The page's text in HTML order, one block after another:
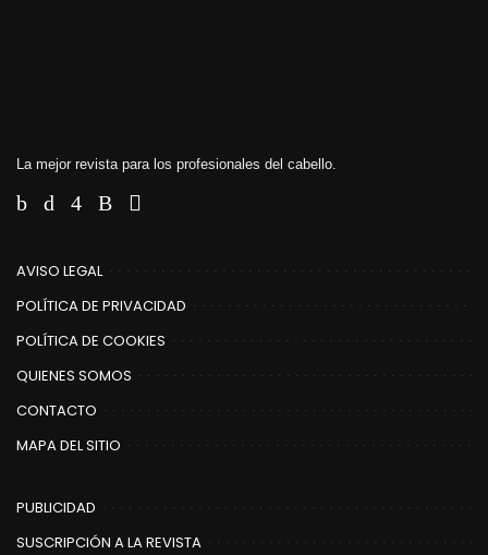
La mejor revista para los profesionales del cabello.
AVISO LEGAL
POLÍTICA DE PRIVACIDAD
POLÍTICA DE COOKIES
QUIENES SOMOS
CONTACTO
MAPA DEL SITIO
PUBLICIDAD
SUSCRIPCIÓN A LA REVISTA